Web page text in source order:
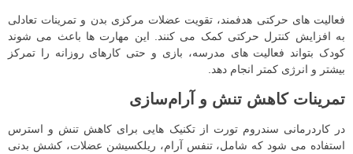
فعالیت های حرکتی هدفمند، تقویت عضلات مرکزی بدن و تمرینات تعادلی
به افزایش کنترل حرکتی کمک می کنند. این مهارت ها باعث می شوند
کودک بتواند فعالیت های مدرسه، بازی و حتی کارهای روزانه را تمرکز
بیشتر و انرژی کمتر انجام دهد.
تمرینات کاهش تنش و آرام‌سازی
در کاردرمانی سندروم تورت از تکنیک هایی برای کاهش تنش و استرس
استفاده می شود که شامل، تنفس آرام، ریلکسیشن عضلات، کشش بدنی